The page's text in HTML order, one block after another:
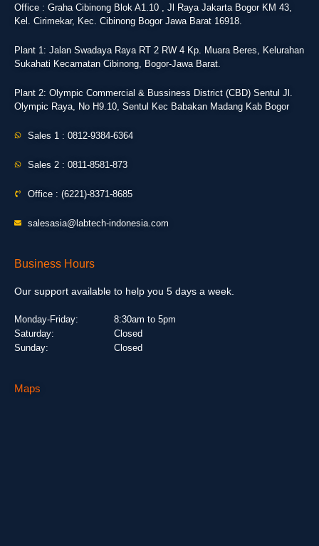
Office : Graha Cibinong Blok A1.10 , Jl Raya Jakarta Bogor KM 43,
Kel. Cirimekar, Kec. Cibinong Bogor Jawa Barat 16918.
Plant 1: Jalan Swadaya Raya RT 2 RW 4 Kp. Muara Beres, Kelurahan
Sukahati Kecamatan Cibinong, Bogor-Jawa Barat.
Plant 2: Olympic Commercial & Bussiness District (CBD) Sentul Jl.
Olympic Raya, No H9.10, Sentul Kec Babakan Madang Kab Bogor
Sales 1 : 0812-9384-6364
Sales 2 : 0811-8581-873
Office : (6221)-8371-8685
salesasia@labtech-indonesia.com
Business Hours
Our support available to help you 5 days a week.
Monday-Friday:
Saturday:
Sunday:
8:30am to 5pm
Closed
Closed
Maps